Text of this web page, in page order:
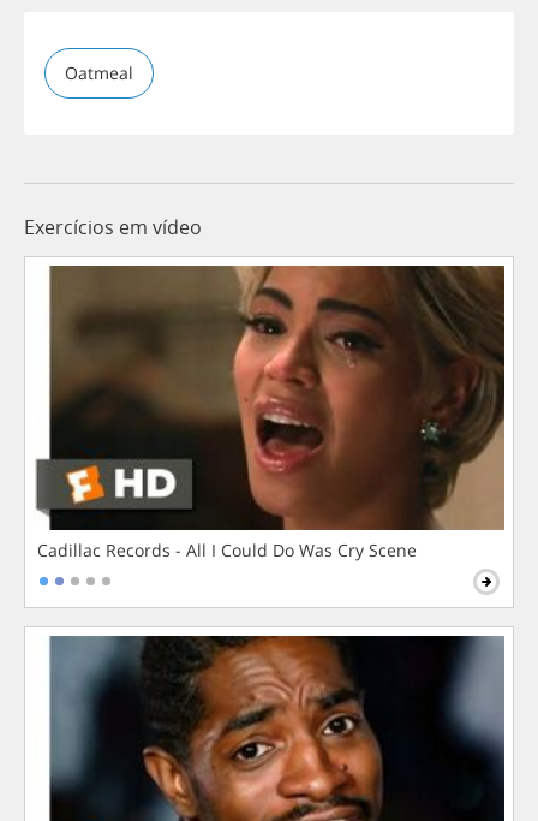
Oatmeal
Exercícios em vídeo
Cadillac Records - All I Could Do Was Cry Scene